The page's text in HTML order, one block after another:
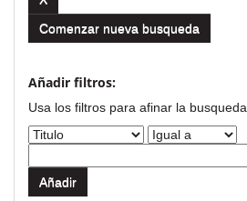
Comenzar nueva busqueda
Añadir filtros:
Usa los filtros para afinar la busqueda.